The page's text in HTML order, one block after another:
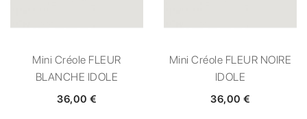
Mini Créole FLEUR
BLANCHE IDOLE
36,00 €
Mini Créole FLEUR NOIRE
IDOLE
36,00 €